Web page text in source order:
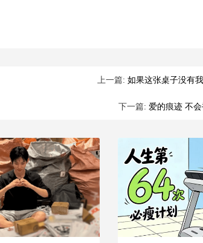
上一篇: 如果这张桌子没有
下一篇: 爱的痕迹 不